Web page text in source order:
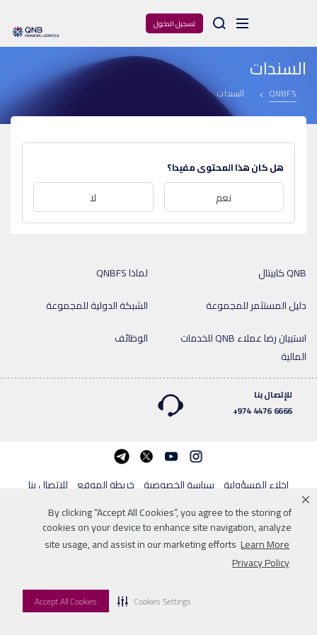
By clicking “Accept All Cookies”, you agree to the storing of
cookies on your device to enhance site navigation, analyze
site usage, and assist in our marketing efforts Learn More
Privacy Policy
Accept All Cookies Cookies Settings
تسجيل الدخول Arama
السندات
QNBFS السندات
هل كان هذا المحتوى مفيدا؟
نعم لا
لماذا QNBFS
QNB كابيتال
الشبكة الدولية للمجموعة
دليل المستثمر للمجموعة
الوظائف
استبيان رضا عملاء QNB للخدمات
المالية
للإتصال بنا
6666 4476 974+
telegramtwitteryoutubeInstagram
للإتصال بنا خريطة الموقع سياسة الخصوصية إخلاء المسؤولية
© 2026 QNB